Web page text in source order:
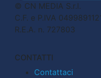
© CN MEDIA S.r.l.
C.F. e P.IVA
R.E.A. n. 727803
CONTATTI
Contattaci